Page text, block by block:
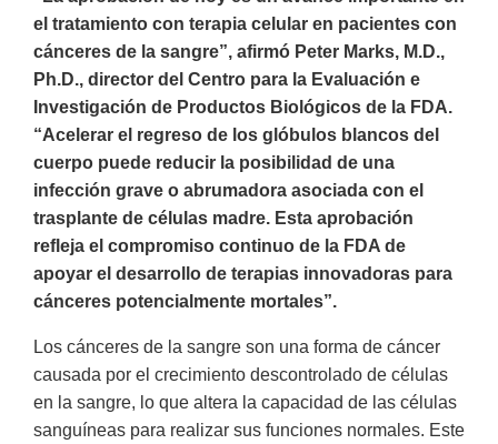
el tratamiento con terapia celular en pacientes con
cánceres de la sangre”, afirmó Peter Marks, M.D.,
Ph.D., director del Centro para la Evaluación e
Investigación de Productos Biológicos de la FDA.
“Acelerar el regreso de los glóbulos blancos del
cuerpo puede reducir la posibilidad de una
infección grave o abrumadora asociada con el
trasplante de células madre. Esta aprobación
refleja el compromiso continuo de la FDA de
apoyar el desarrollo de terapias innovadoras para
cánceres potencialmente mortales”.
Los cánceres de la sangre son una forma de cáncer
causada por el crecimiento descontrolado de células
en la sangre, lo que altera la capacidad de las células
sanguíneas para realizar sus funciones normales. Este